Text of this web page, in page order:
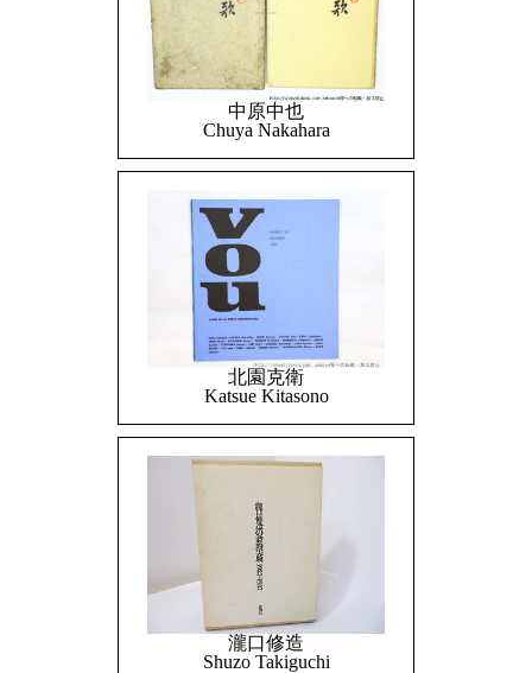
中原中也
Chuya Nakahara
北園克衛
Katsue Kitasono
瀧口修造
Shuzo Takiguchi